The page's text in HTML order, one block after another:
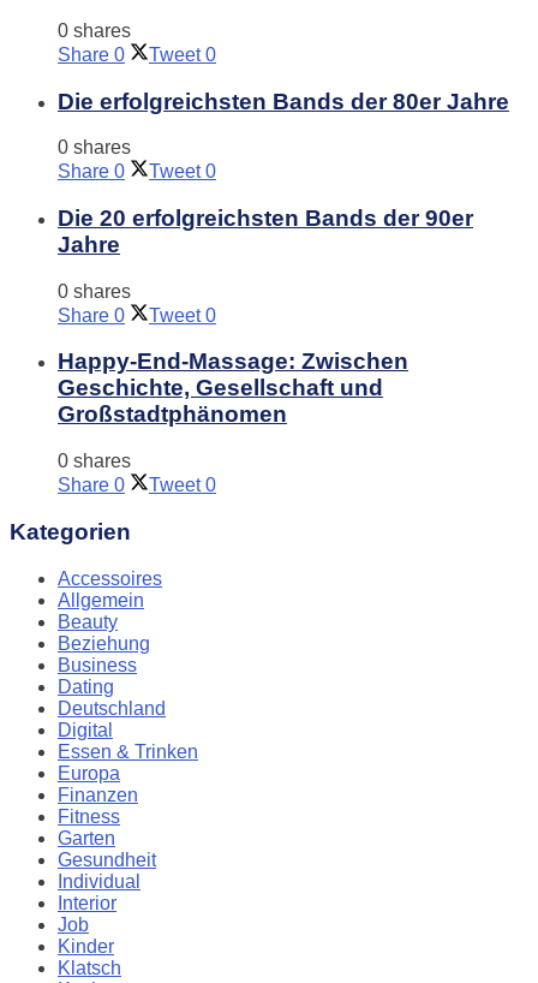
0 shares
Share 0 Tweet 0
Die erfolgreichsten Bands der 80er Jahre
0 shares
Share 0 Tweet 0
Die 20 erfolgreichsten Bands der 90er
Jahre
0 shares
Share 0 Tweet 0
Happy-End-Massage: Zwischen
Geschichte, Gesellschaft und
Großstadtphänomen
0 shares
Share 0 Tweet 0
Kategorien
Accessoires
Allgemein
Beauty
Beziehung
Business
Dating
Deutschland
Digital
Essen & Trinken
Europa
Finanzen
Fitness
Garten
Gesundheit
Individual
Interior
Job
Kinder
Klatsch